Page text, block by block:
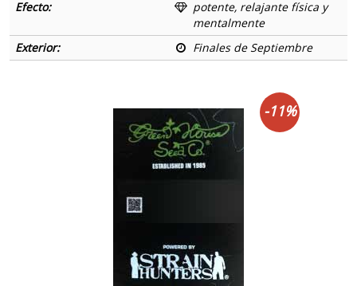
Efecto:
potente, relajante física y
mentalmente
Exterior:
Finales de Septiembre
-11%